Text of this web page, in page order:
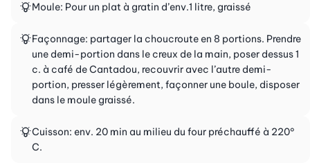
Moule: Pour un plat à gratin d’env.1 litre, graissé
Façonnage: partager la choucroute en 8 portions. Prendre
une demi-portion dans le creux de la main, poser dessus 1
c. à café de Cantadou, recouvrir avec l’autre demi-
portion, presser légèrement, façonner une boule, disposer
dans le moule graissé.
Cuisson: env. 20 min au milieu du four préchauffé à 220°
C.